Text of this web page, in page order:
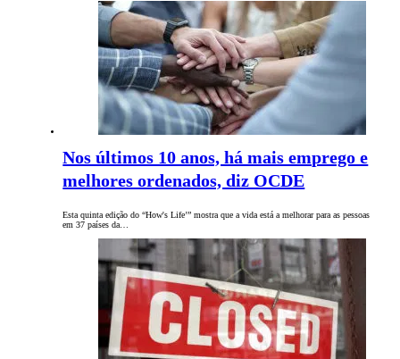
Nos últimos 10 anos, há mais emprego e
melhores ordenados, diz OCDE
Esta quinta edição do “How's Life’” mostra que a vida está a melhorar para as pessoas
em 37 países da…